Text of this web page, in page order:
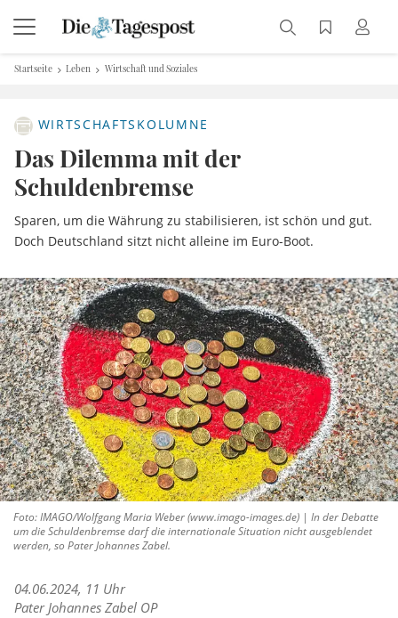
Startseite Leben Wirtschaft und Soziales
WIRTSCHAFTSKOLUMNE
Das Dilemma mit der
Schuldenbremse
Sparen, um die Währung zu stabilisieren, ist schön und gut.
Doch Deutschland sitzt nicht alleine im Euro-Boot.
Foto: IMAGO/Wolfgang Maria Weber (www.imago-images.de) | In der Debatte
um die Schuldenbremse darf die internationale Situation nicht ausgeblendet
werden, so Pater Johannes Zabel.
04.06.2024, 11 Uhr
Pater Johannes Zabel OP